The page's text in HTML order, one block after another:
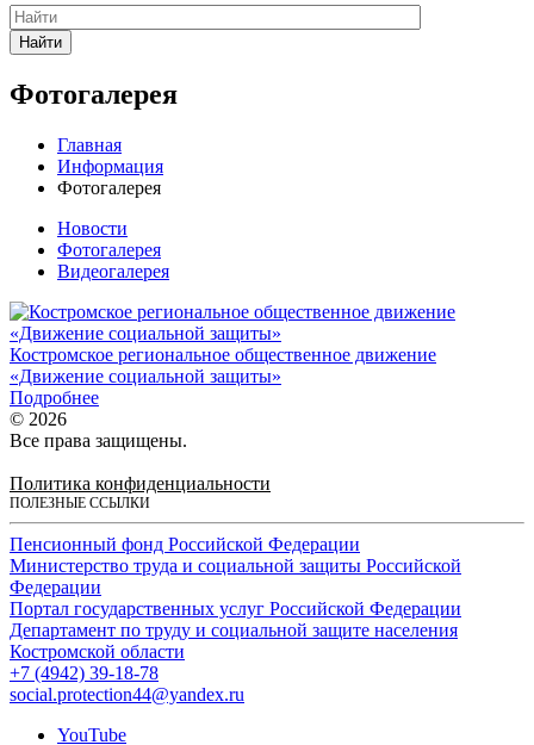
Найти
Фотогалерея
Главная
Информация
Фотогалерея
Новости
Фотогалерея
Видеогалерея
Костромское региональное общественное движение
«Движение социальной защиты»
Подробнее
© 2026
Все права защищены.
Политика конфиденциальности
ПОЛЕЗНЫЕ ССЫЛКИ
Пенсионный фонд Российской Федерации
Министерство труда и социальной защиты Российской
Федерации
Портал государственных услуг Российской Федерации
Департамент по труду и социальной защите населения
Костромской области
+7 (4942) 39-18-78
social.protection44@yandex.ru
YouTube